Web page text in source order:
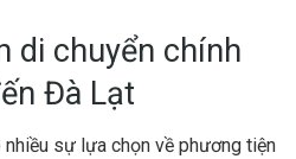
di chuyển chính
Đà Lạt
sự lựa chọn về phương tiện